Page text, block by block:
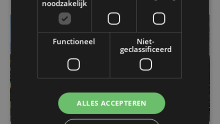
noodzakelijk
Functioneel
Niet-
geclassificeerd
ALLES ACCEPTEREN